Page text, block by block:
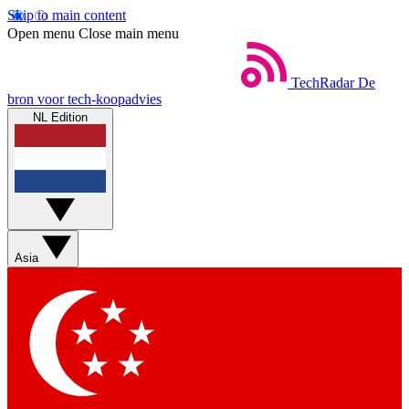
Skip to main content
Open menu Close main menu
TechRadar De
bron voor tech-koopadvies
NL Edition
Asia